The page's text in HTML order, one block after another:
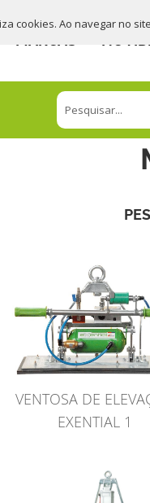
cookies. Ao navegar no
VENTOSA DE
EXENTIAL 1